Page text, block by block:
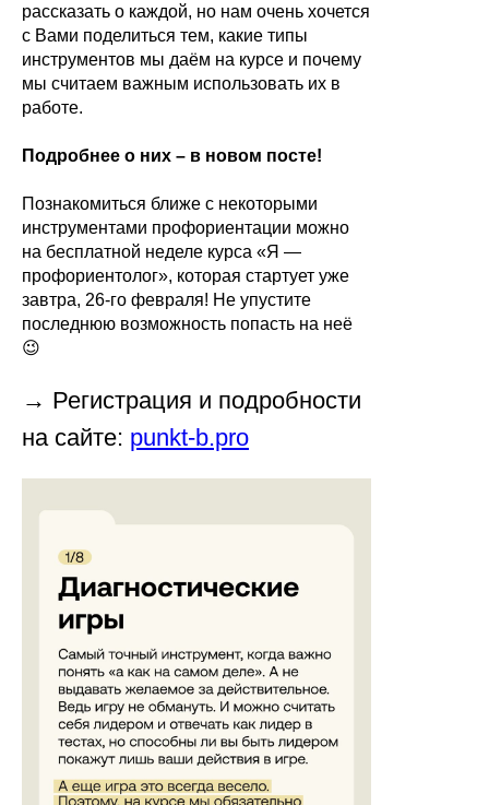
рассказать о каждой, но нам очень хочется
с Вами поделиться тем, какие типы
инструментов мы даём на курсе и почему
мы считаем важным использовать их в
работе.
Подробнее о них – в новом посте!
Познакомиться ближе с некоторыми
инструментами профориентации можно
на бесплатной неделе курса «Я —
профориентолог», которая стартует уже
завтра, 26-го февраля! Не упустите
последнюю возможность попасть на неё
😉
→ Регистрация и подробности
на сайте: punkt-b.pro